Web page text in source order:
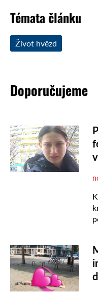
Témata článku
Život hvězd
Doporučujeme